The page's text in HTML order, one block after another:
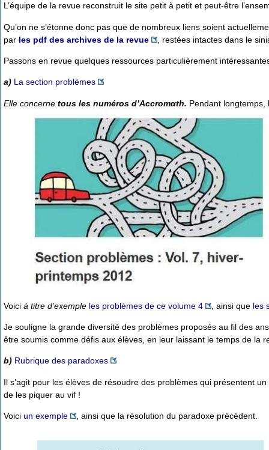
L’équipe de la revue reconstruit le site petit à petit et peut-être
Qu’on ne s’étonne donc pas que de nombreux liens soient
par les pdf des archives de la revue , restées intactes dans le
Passons en revue quelques ressources particulièrement
a) La section problèmes
Elle concerne tous les numéros d’Accromαth. Pendant
Voici à titre d’exemple les problèmes de ce volume 4 , ainsi que les
Je souligne la grande diversité des problèmes proposés au fil des
être soumis comme défis aux élèves, en leur laissant le temps de la
b) Rubrique des paradoxes
Il s’agit pour les élèves de résoudre des problèmes qui présentent
de les piquer au vif !
Voici un exemple , ainsi que la résolution du paradoxe précédent.